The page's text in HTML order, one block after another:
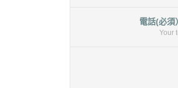
電話(必須
Your